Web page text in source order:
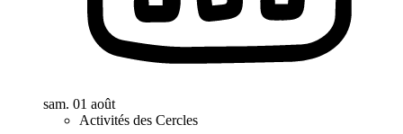
sam. 01 août
Activités des Cercles